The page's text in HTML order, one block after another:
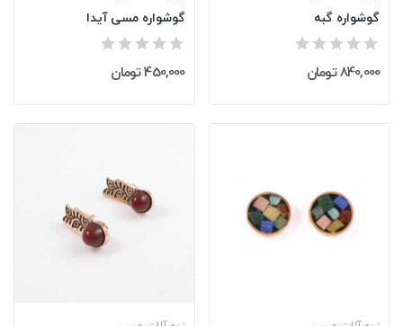
گوشواره گبه
840,000 تومان
گوشواره مسی آیدا
450,000 تومان